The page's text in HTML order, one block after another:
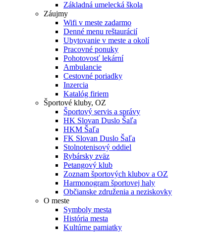
Základná umelecká škola
Záujmy
Wifi v meste zadarmo
Denné menu reštaurácií
Ubytovanie v meste a okolí
Pracovné ponuky
Pohotovosť lekární
Ambulancie
Cestovné poriadky
Inzercia
Katalóg firiem
Športové kluby, OZ
Športový servis a správy
HK Slovan Duslo Šaľa
HKM Šaľa
FK Slovan Duslo Šaľa
Stolnotenisový oddiel
Rybársky zväz
Petangový klub
Zoznam športových klubov a OZ
Harmonogram športovej haly
Občianske združenia a neziskovky
O meste
Symboly mesta
História mesta
Kultúrne pamiatky